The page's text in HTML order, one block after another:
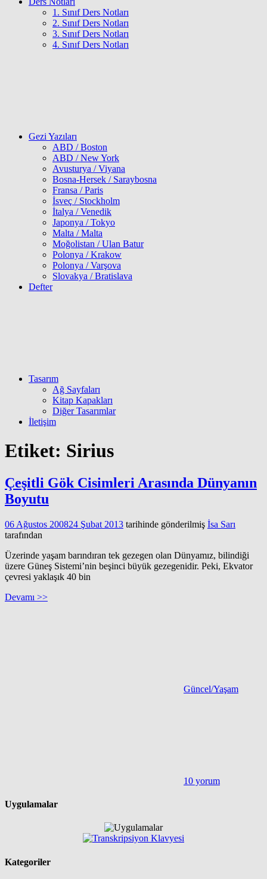
1. Sınıf Ders Notları
2. Sınıf Ders Notları
3. Sınıf Ders Notları
4. Sınıf Ders Notları
Gezi Yazıları
ABD / Boston
ABD / New York
Avusturya / Viyana
Bosna-Hersek / Saraybosna
Fransa / Paris
İsveç / Stockholm
İtalya / Venedik
Japonya / Tokyo
Malta / Malta
Moğolistan / Ulan Batur
Polonya / Krakow
Polonya / Varşova
Slovakya / Bratislava
Defter
Tasarım
Ağ Sayfaları
Kitap Kapakları
Diğer Tasarımlar
İletişim
Etiket: Sirius
Çeşitli Gök Cisimleri Arasında Dünyanın
Boyutu
06 Ağustos 200824 Şubat 2013 tarihinde gönderilmiş İsa Sarı
tarafından
Üzerinde yaşam barındıran tek gezegen olan Dünyamız, bilindiği
üzere Güneş Sistemi’nin beşinci büyük gezegenidir. Peki, Ekvator
çevresi yaklaşık 40 bin
Devamı >>
Güncel/Yaşam
10 yorum
Uygulamalar
Kategoriler